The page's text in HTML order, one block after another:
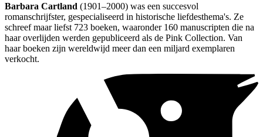
Barbara Cartland (1901–2000) was een succesvol
romanschrijfster, gespecialiseerd in historische liefdesthema's. Ze
schreef maar liefst 723 boeken, waaronder 160 manuscripten die na
haar overlijden werden gepubliceerd als de Pink Collection. Van
haar boeken zijn wereldwijd meer dan een miljard exemplaren
verkocht.